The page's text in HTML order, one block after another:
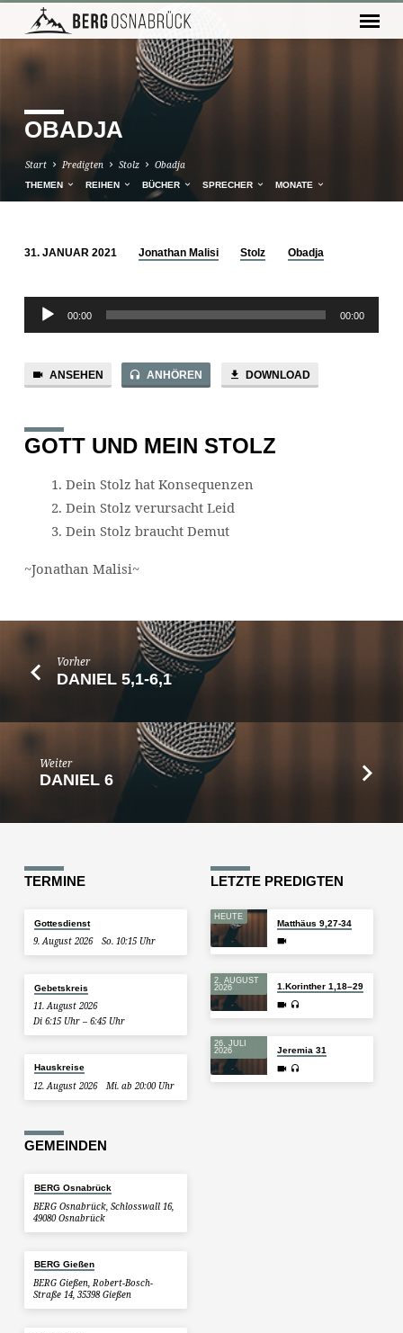
OBADJA
Start Predigten Stolz Obadja
THEMEN REIHEN BÜCHER SPRECHER MONATE
31. JANUAR 2021 Jonathan Malisi Stolz Obadja
Audio-
Player
00:00 00:00
ANSEHEN ANHÖREN DOWNLOAD
GOTT UND MEIN STOLZ
Dein Stolz hat Konsequenzen
Dein Stolz verursacht Leid
Dein Stolz braucht Demut
~Jonathan Malisi~
Vorher
DANIEL 5,1-6,1
Weiter
DANIEL 6
TERMINE
Gottesdienst
9. August 2026 So. 10:15 Uhr
Gebetskreis
11. August 2026
Di 6:15 Uhr – 6:45 Uhr
Hauskreise
12. August 2026 Mi. ab 20:00 Uhr
LETZTE PREDIGTEN
HEUTE
Matthäus 9,27-34
2. AUGUST
2026
1.Korinther 1,18–29
26. JULI
2026
Jeremia 31
GEMEINDEN
BERG Osnabrück
BERG Osnabrück, Schlosswall 16,
49080 Osnabrück
BERG Gießen
BERG Gießen, Robert-Bosch-
Straße 14, 35398 Gießen